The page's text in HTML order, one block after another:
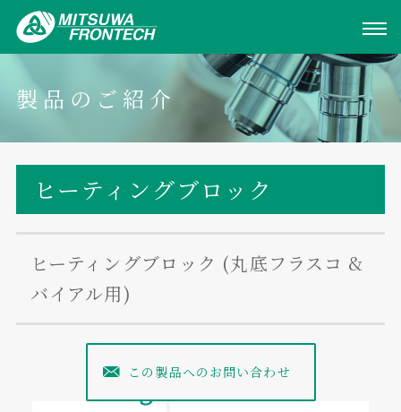
製品のご紹介
ヒーティングブロック
ヒーティングブロック (丸底フラスコ &
バイアル用)
この製品へのお問い合わせ